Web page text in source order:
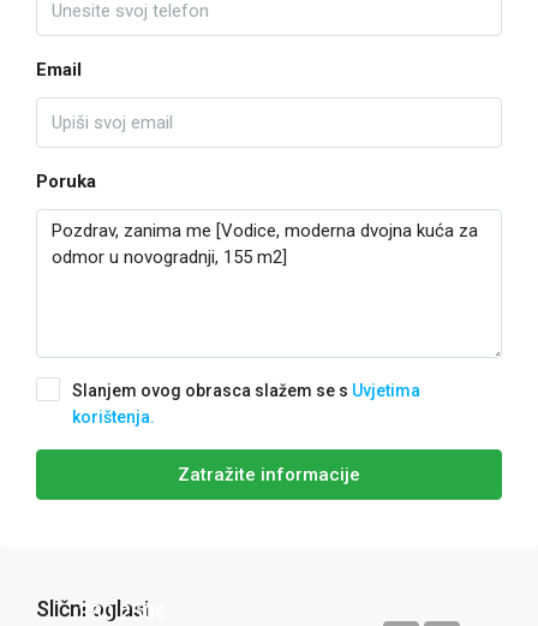
Email
Poruka
Slanjem ovog obrasca slažem se s Uvjetima
korištenja.
Zatražite informacije
Slični oglasi
380.250€